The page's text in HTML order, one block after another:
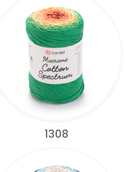
1308